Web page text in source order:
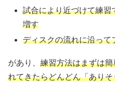
試合により近づけて練習
増す
ディスクの流れに沿って
があり、 練習方法はまずは
れてきたらどんどん「あり